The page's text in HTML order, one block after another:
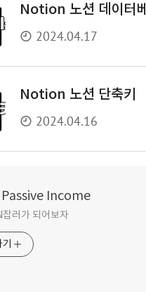
Notion 노션 데이터
2024.04.17
Notion 노션 단축키
2024.04.16
Income
잡러가 되어보자